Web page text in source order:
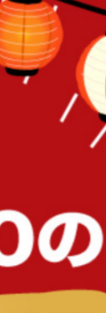
カートに
ブル 食卓 テーブ
き 長方形 コンパ
カフェ リビング
ミリー 同棲 テレ
らも叶える『
スタイリッシュな
コンパクトなサ
タリ。また、テ
ます。